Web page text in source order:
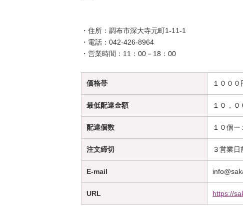
・住所：調布市深大寺元町1-11-1
・電話：042-426-8964
・営業時間：11：00－18：00
価格帯 １００
最低配達金額 １０，０
配達個数 １０個
注文締切 ３営業日
E-mail
URL https://